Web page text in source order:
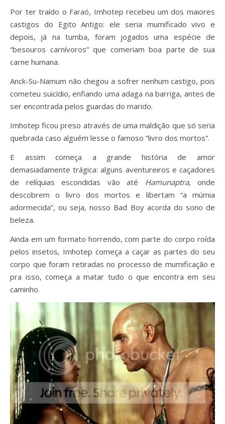
Por ter traído o Faraó, Imhotep recebeu um dos maiores
castigos do Egito Antigo: ele seria mumificado vivo e
depois, já na tumba, foram jogados uma espécie de
“besouros carnívoros” que comeriam boa parte de sua
carne humana.
Anck-Su-Namum não chegou a sofrer nenhum castigo, pois
cometeu suicídio, enfiando uma adaga na barriga, antes de
ser encontrada pelos guardas do marido.
Imhotep ficou preso através de uma maldição que só seria
quebrada caso alguém lesse o famoso “livro dos mortos”.
E assim começa a grande história de amor
demasiadamente trágica: alguns aventureiros e caçadores
de relíquias escondidas vão até Hamunaptra, onde
descobrem o livro dos mortos e libertam “a múmia
adormecida”, ou seja, nosso Bad Boy acorda do sono de
beleza.
Ainda em um formato horrendo, com parte do corpo roída
pelos insetos, Imhotep começa a caçar as partes do seu
corpo que foram retiradas no processo de mumificação e
pra isso, começa a matar tudo o que encontra em seu
caminho.